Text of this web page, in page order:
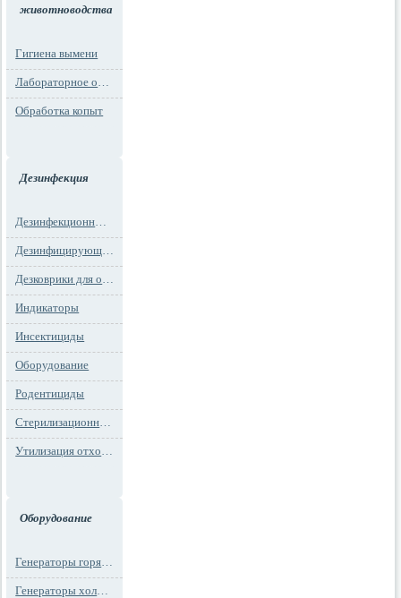
животноводства
Гигиена вымени
Лабораторное оборудование
Обработка копыт
Дезинфекция
Дезинфекционные маты
Дезинфицирующие средства
Дезковрики для обуви
Индикаторы
Инсектициды
Оборудование
Родентициды
Стерилизационная упаковка
Утилизация отходов
Оборудование
Генераторы горячего тумана
Генераторы холодного тумана